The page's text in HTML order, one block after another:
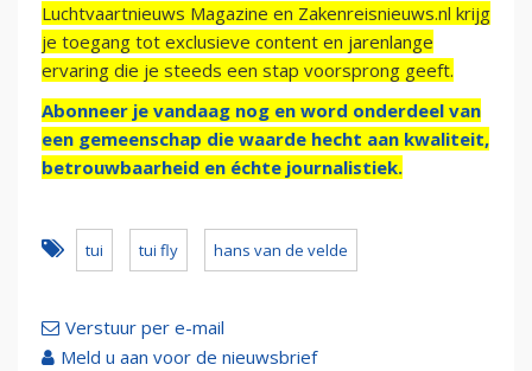
Luchtvaartnieuws Magazine en Zakenreisnieuws.nl krijg
je toegang tot exclusieve content en jarenlange
ervaring die je steeds een stap voorsprong geeft.
Abonneer je vandaag nog en word onderdeel van
een gemeenschap die waarde hecht aan kwaliteit,
betrouwbaarheid en échte journalistiek.
tui tui fly hans van de velde
Verstuur per e-mail
Meld u aan voor de nieuwsbrief